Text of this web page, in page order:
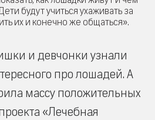
будут учиться ухаживать за
их и конечно же общаться».
и девчонки узнали
про лошадей. А
массу положительных
«Лечебная